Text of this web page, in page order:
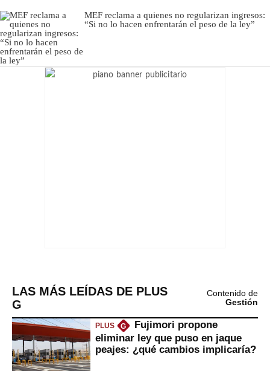
MEF reclama a quienes no regularizan ingresos:
“Si no lo hacen enfrentarán el peso de la ley”
LAS MÁS LEÍDAS DE PLUS
G
Contenido de
Gestión
PLUS G
Fujimori propone
eliminar ley que puso en jaque
peajes: ¿qué cambios implicaría?